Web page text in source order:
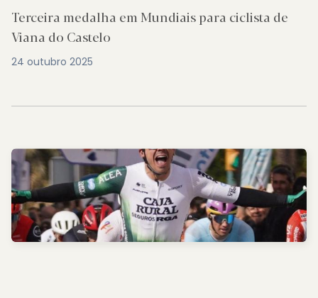
Terceira medalha em Mundiais para ciclista de
Viana do Castelo
24 outubro 2025